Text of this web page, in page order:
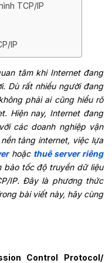
TCP/IP
IP
tâm khi Internet đang
Dù rất nhiều người đang
phải ai cũng hiểu rõ
Hiện nay, Internet đang
các doanh nghiệp vận
tảng internet, việc lựa
hoặc thuê server riêng
tốc độ truyền dữ liệu
IP. Đây là phương thức
bài viết này, hãy cùng
Control Protocol/